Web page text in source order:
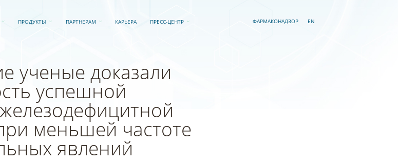
ПРОДУКТЫ ПАРТНЕРАМ КАРЬЕРА ПРЕСС-ЦЕНТР ФАРМАКОНАДЗОР EN
ученые доказали
успешной
меньшей частоте
явлений